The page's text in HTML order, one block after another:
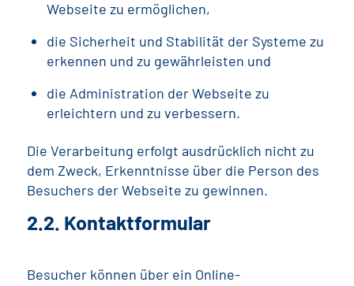
Webseite zu ermöglichen,
die Sicherheit und Stabilität der Systeme zu
erkennen und zu gewährleisten und
die Administration der Webseite zu
erleichtern und zu verbessern.
Die Verarbeitung erfolgt ausdrücklich nicht zu
dem Zweck, Erkenntnisse über die Person des
Besuchers der Webseite zu gewinnen.
2.2. Kontaktformular
Besucher können über ein Online-